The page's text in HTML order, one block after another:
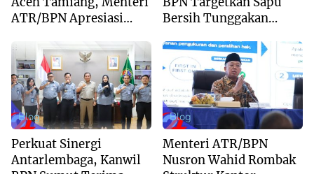
ATR/BPN Apresiasi
Buddha Tzu Chi dan
Aguan
Bersih Tunggakan
Kepastian Waktu
Layanan
Blog
Perkuat Sinergi
Antarlembaga, Kanwil
Blog
Menteri ATR/BPN
Nusron Wahid Rombak